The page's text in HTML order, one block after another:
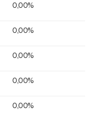
0,00%
0,00%
0,00%
0,00%
0,00%